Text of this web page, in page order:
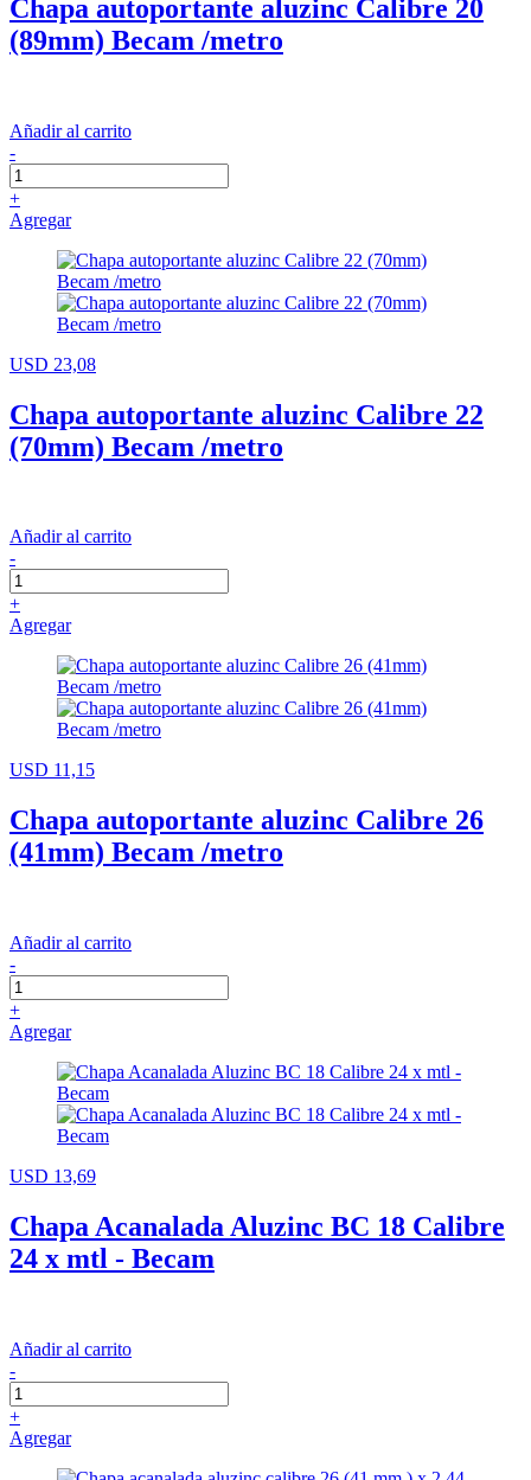
Chapa autoportante aluzinc Calibre 20
(89mm) Becam /metro
Añadir al carrito
-
+
Agregar
USD 23,08
Chapa autoportante aluzinc Calibre 22
(70mm) Becam /metro
Añadir al carrito
-
+
Agregar
USD 11,15
Chapa autoportante aluzinc Calibre 26
(41mm) Becam /metro
Añadir al carrito
-
+
Agregar
USD 13,69
Chapa Acanalada Aluzinc BC 18 Calibre
24 x mtl - Becam
Añadir al carrito
-
+
Agregar